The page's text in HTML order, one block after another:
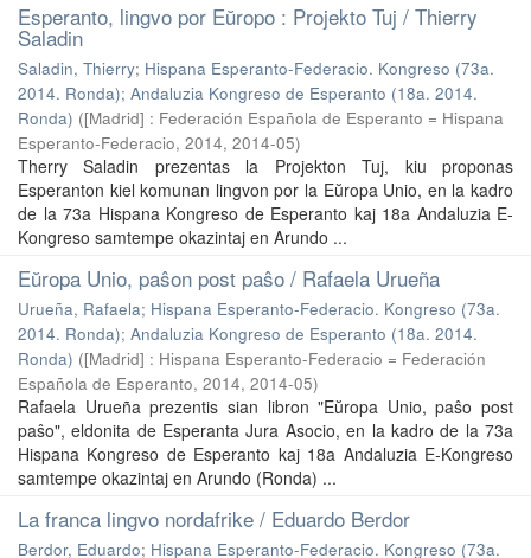
Esperanto, lingvo por Eŭropo : Projekto Tuj / Thierry
Saladin
Saladin, Thierry; Hispana Esperanto-Federacio. Kongreso (73a.
2014. Ronda); Andaluzia Kongreso de Esperanto (18a. 2014.
Ronda) ([Madrid] : Federación Española de Esperanto = Hispana
Esperanto-Federacio, 2014, 2014-05)
Therry Saladin prezentas la Projekton Tuj, kiu proponas
Esperanton kiel komunan lingvon por la Eŭropa Unio, en la kadro
de la 73a Hispana Kongreso de Esperanto kaj 18a Andaluzia E-
Kongreso samtempe okazintaj en Arundo ...
Eŭropa Unio, paŝon post paŝo / Rafaela Urueña
Urueña, Rafaela; Hispana Esperanto-Federacio. Kongreso (73a.
2014. Ronda); Andaluzia Kongreso de Esperanto (18a. 2014.
Ronda) ([Madrid] : Hispana Esperanto-Federacio = Federación
Española de Esperanto, 2014, 2014-05)
Rafaela Urueña prezentis sian libron "Eŭropa Unio, paŝo post
paŝo", eldonita de Esperanta Jura Asocio, en la kadro de la 73a
Hispana Kongreso de Esperanto kaj 18a Andaluzia E-Kongreso
samtempe okazintaj en Arundo (Ronda) ...
La franca lingvo nordafrike / Eduardo Berdor
Berdor, Eduardo; Hispana Esperanto-Federacio. Kongreso (73a.